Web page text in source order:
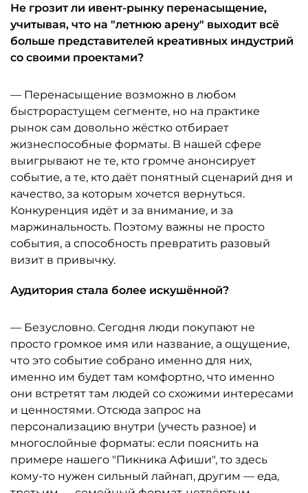
Не грозит ли ивент-рынку перенасыщение,
учитывая, что на "летнюю арену" выходит всё
больше представителей креативных индустрий
со своими проектами?
— Перенасыщение возможно в любом
быстрорастущем сегменте, но на практике
рынок сам довольно жёстко отбирает
жизнеспособные форматы. В нашей сфере
выигрывают не те, кто громче анонсирует
событие, а те, кто даёт понятный сценарий дня и
качество, за которым хочется вернуться.
Конкуренция идёт и за внимание, и за
маржинальность. Поэтому важны не просто
события, а способность превратить разовый
визит в привычку.
Аудитория стала более искушённой?
— Безусловно. Сегодня люди покупают не
просто громкое имя или название, а ощущение,
что это событие собрано именно для них,
именно им будет там комфортно, что именно
они встретят там людей со схожими интересами
и ценностями. Отсюда запрос на
персонализацию внутри (учесть разное) и
многослойные форматы: если пояснить на
примере нашего "Пикника Афиши", то здесь
кому-то нужен сильный лайнап, другим — еда,